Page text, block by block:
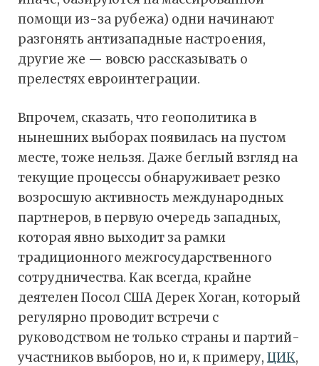
помощи из-за рубежа) одни начинают
разгонять антизападные настроения,
другие же — вовсю рассказывать о
прелестях евроинтеграции.
Впрочем, сказать, что геополитика в
нынешних выборах появилась на пустом
месте, тоже нельзя. Даже беглый взгляд на
текущие процессы обнаруживает резко
возросшую активность международных
партнеров, в первую очередь западных,
которая явно выходит за рамки
традиционного межгосударственного
сотрудничества. Как всегда, крайне
деятелен Посол США Дерек Хоган, который
регулярно проводит встречи с
руководством не только страны и партий-
участников выборов, но и, к примеру, ЦИК,